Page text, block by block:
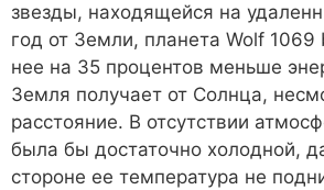
звезды, находящейся на
год от Земли, планета Wolf 1069
нее на 35 процентов меньше
Земля получает от Солнца,
расстояние. В отсутствии
была бы достаточно холодной,
стороне ее температура не